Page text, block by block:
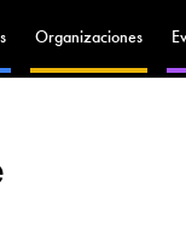
Organizaciones